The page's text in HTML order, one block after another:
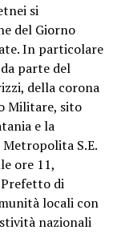
si
del Giorno
In particolare
parte del
della corona
Militare, sito
e la
S.E.
ore 11,
di
locali con
nazionali